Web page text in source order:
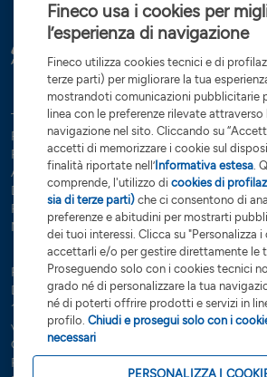
Tutte le condizioni Trasparenza Reclami
Rapporti dormienti
Dati Societari
Preferenze cookies
Governance
Arbitro controversie finanziarie
Open
Dichiarazione di accessibilità
Risoluzione bancaria
Sostenibilità (SFDR)
Note Legali
FinecoBank S.p.A. - Sede legale 20131 Milano
Direzione Generale 42123 Reggio Emilia Via
16 - Capitale Sociale €201.923.898,99
versato - Banca iscritta all’Albo delle Banche
Gruppo Bancario FinecoBank – Albo dei
P.Iva 12962340159 - Codice Fiscale e n. iscr.
Fineco usa i cookies per
l’esperienza di navigazione
Fineco utilizza cookies tecnici e di
terze parti) per migliorare la tua
mostrandoti comunicazioni pubblicitarie
linea con le preferenze rilevate attraverso
navigazione nel sito. Cliccando su
accetti di memorizzare i cookie sul
finalità riportate nell’Informativa estesa.
comprende, l'utilizzo di cookies di
sia di terze parti)che ci consentono di
preferenze e abitudini per mostrarti
dei tuoi interessi. Clicca su "Personalizza
accettarli e/o per gestire direttamente le
Proseguendo solo con i cookies tecnici
grado né di personalizzare la tua
né di poterti offrire prodotti e servizi in
profilo. Chiudi e prosegui solo con i
necessari
PERSONALIZZA I